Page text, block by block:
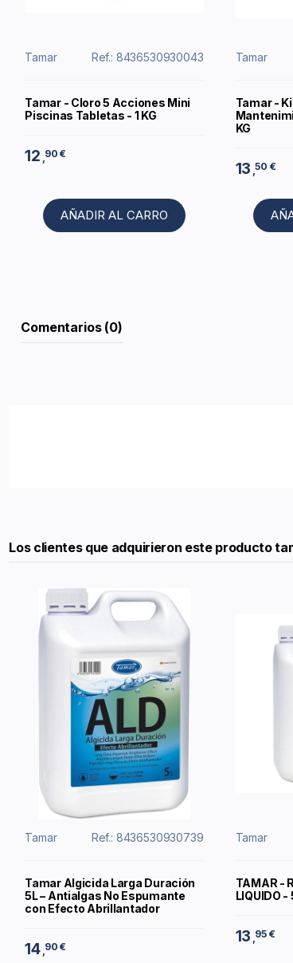
Tamar Ref.: 8436530930043
Tamar - Cloro 5 Acciones Mini
Piscinas Tabletas - 1 KG
12 90 €
AÑADIR AL CARRO
Tamar
Tamar -
KG
13 ,50 €
Comentarios (0)
Los clientes que adquirieron este producto
Tamar Ref.: 8436530930739
Tamar Algicida Larga Duración
5L – Antialgas No Espumante
con Efecto Abrillantador
14 ,90 €
Tamar
TAMAR -
LIQUIDO -
13 ,95 €